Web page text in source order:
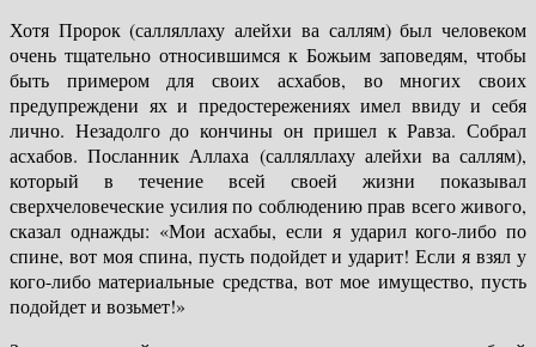
Хотя Пророк (салляллаху алейхи ва саллям) был человеком
очень тщательно относившимся к Божьим заповедям, чтобы
быть примером для своих асхабов, во многих своих
предупреждени ях и предостережениях имел ввиду и себя
лично. Незадолго до кончины он пришел к Равза. Собрал
асхабов. Посланник Аллаха (салляллаху алейхи ва саллям),
который в течение всей своей жизни показывал
сверхчеловеческие усилия по соблюдению прав всего живого,
сказал однажды: «Мои асхабы, если я ударил кого-либо по
спине, вот моя спина, пусть подойдет и ударит! Если я взял у
кого-либо материальные средства, вот мое имущество, пусть
подойдет и возьмет!»